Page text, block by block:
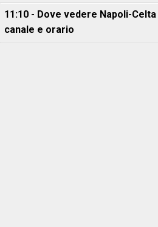
11:10 - Dove vedere Napoli-
canale e orario